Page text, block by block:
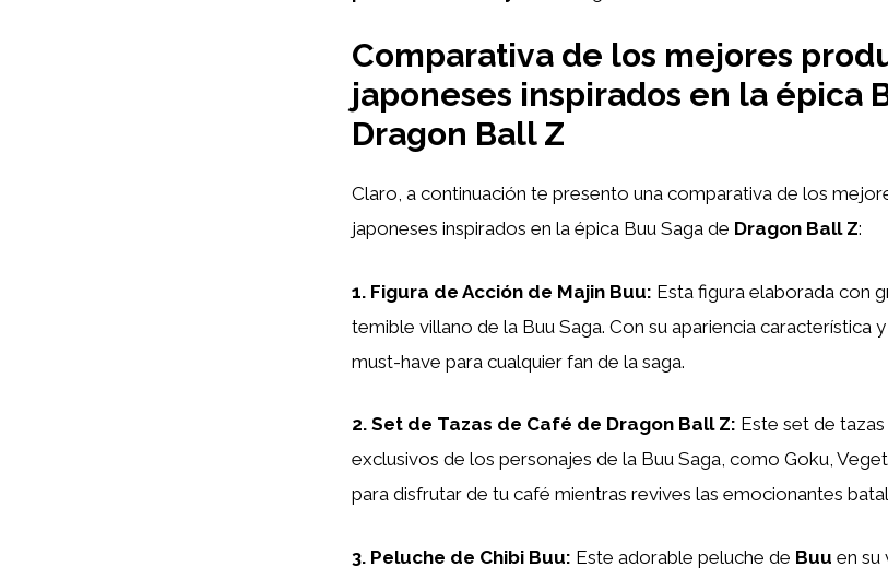
Comparativa de los mejores
japoneses inspirados en la épica
Dragon Ball Z
Claro, a continuación te presento una comparativa de los
japoneses inspirados en la épica Buu Saga de Dragon Ball Z:
1. Figura de Acción de Majin Buu: Esta figura elaborada con
temible villano de la Buu Saga. Con su apariencia característica
must-have para cualquier fan de la saga.
2. Set de Tazas de Café de Dragon Ball Z: Este set de
exclusivos de los personajes de la Buu Saga, como Goku,
para disfrutar de tu café mientras revives las emocionantes
3. Peluche de Chibi Buu: Este adorable peluche de Buu en su